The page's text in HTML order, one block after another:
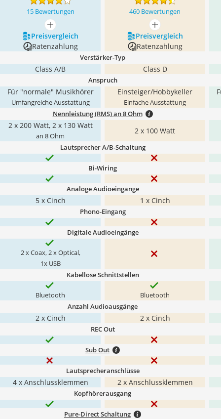
15 Bewertungen 460 Bewertungen
mehr anzeigen
mehr anzeigen
Preis­vergleich
Preis­vergleich
Ratenzahlung
Ratenzahlung
Verstärker-Typ
Class A/B Class D
Anspruch
Für "normale" Musikhörer
Umfangreiche Ausstattung
Einsteiger/Hobbykeller
Einfache Ausstattung
Nennleistung (RMS) an 8 Ohm
2 x 200 Watt, 2 x 130 Watt
an 8 Ohm
2 x 100 Watt
Lautsprecher A/B-Schaltung
Bi-Wiring
Analoge Audioeingänge
5 x Cinch 1 x Cinch
Phono-Eingang
Digitale Audioeingänge
2 x Coax, 2 x Optical,
1x USB
Kabellose Schnittstellen
Bluetooth Bluetooth
Anzahl Audioausgänge
2 x Cinch 2 x Cinch
REC Out
Sub Out
Lautsprecheranschlüsse
4 x Anschlussklemmen 2 x Anschlussklemmen
Kopfhörerausgang
Pure-Direct Schaltung